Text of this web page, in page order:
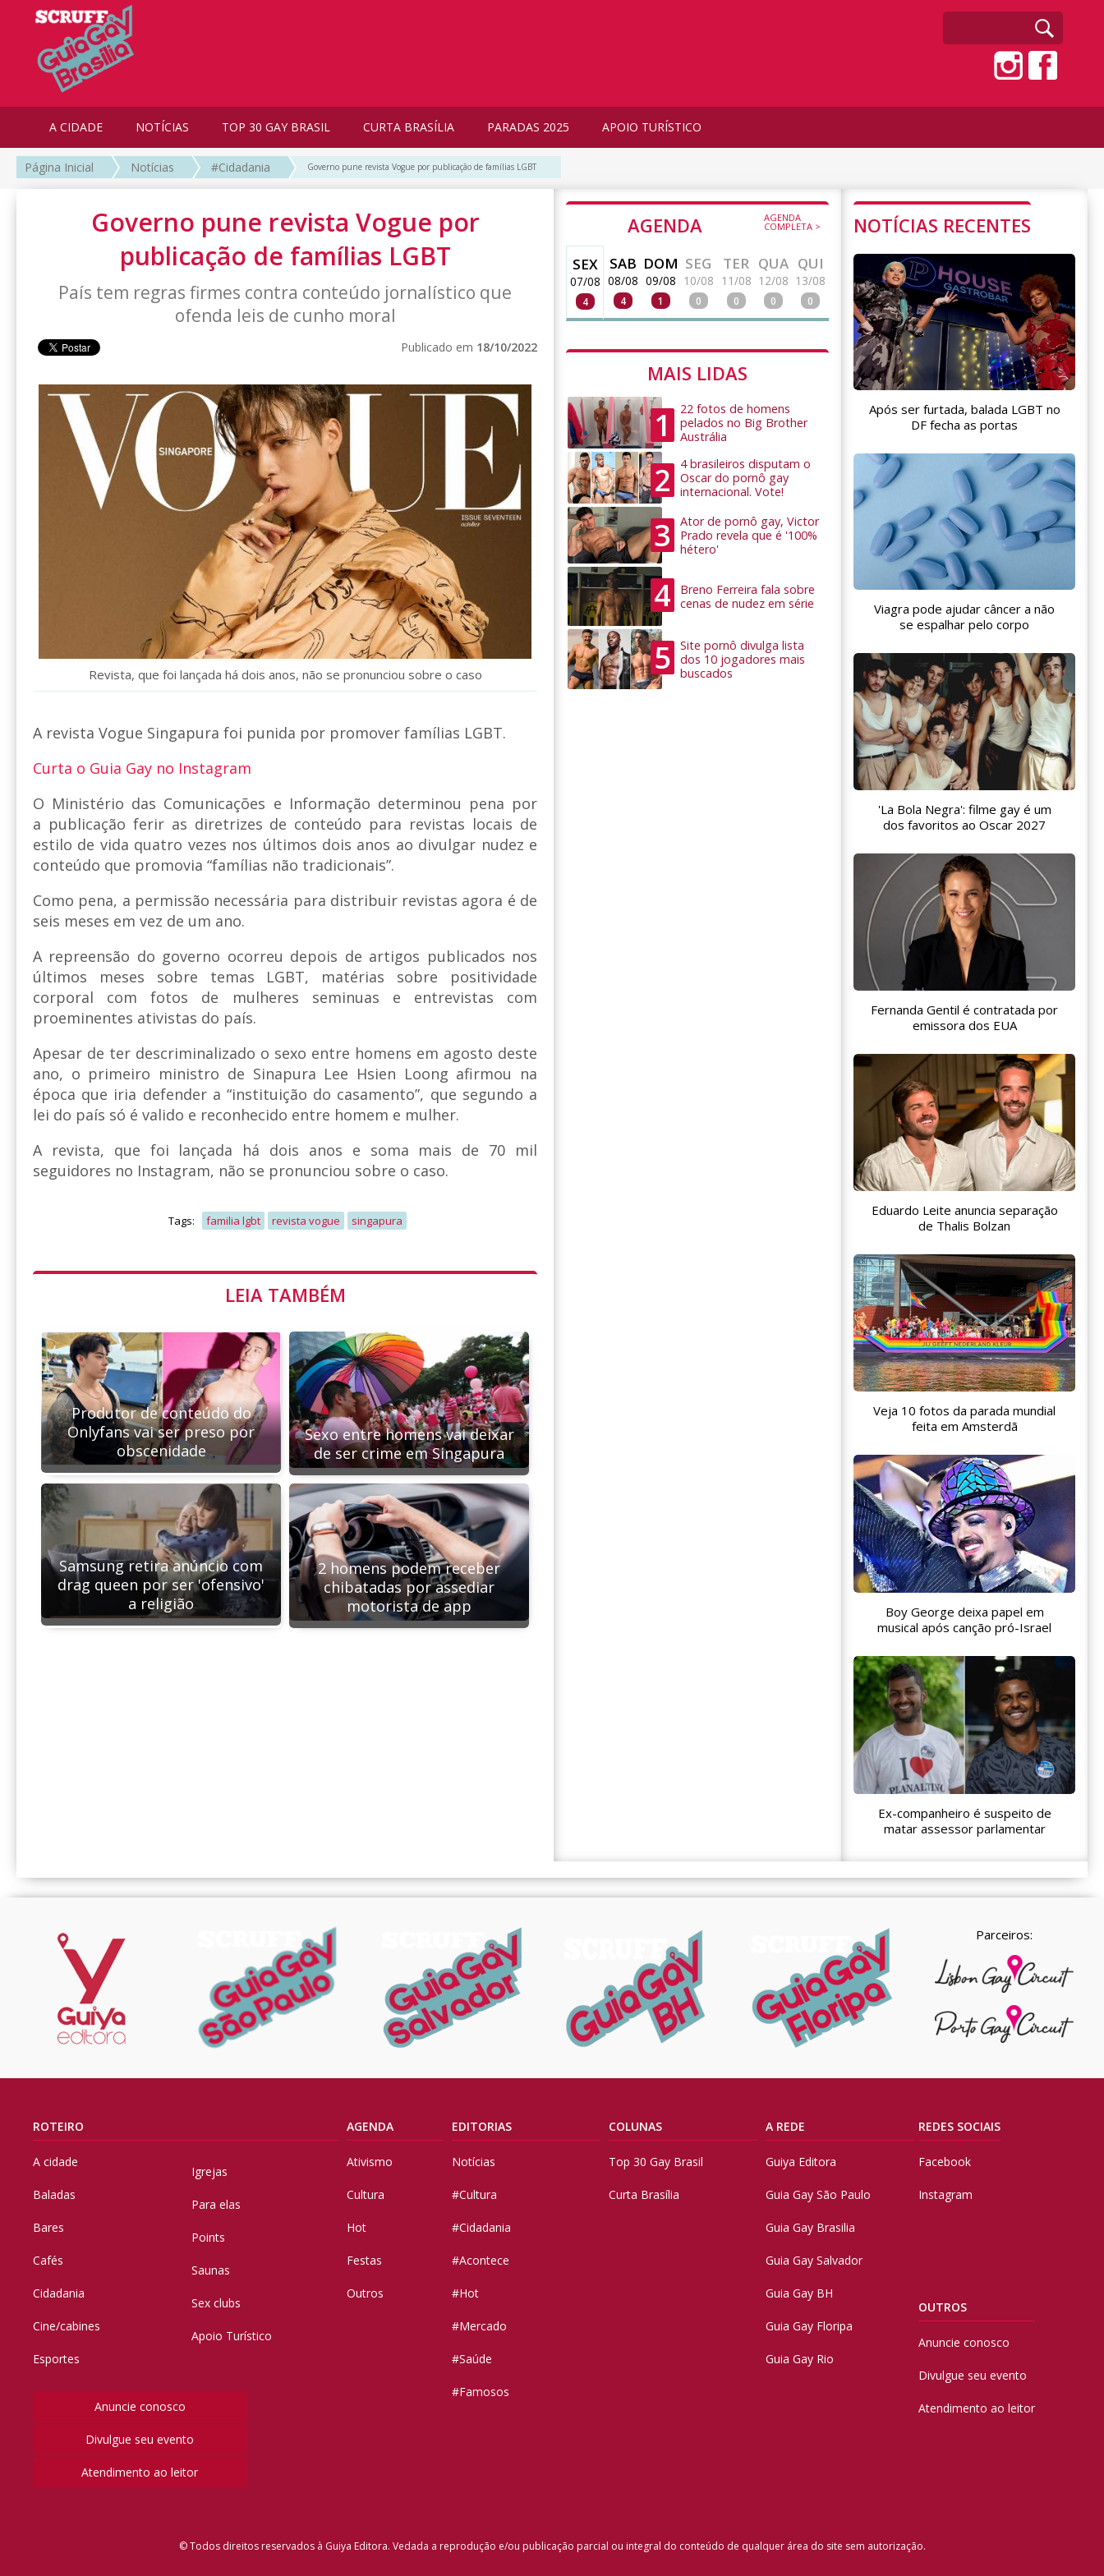
A CIDADE NOTÍCIAS TOP 30 GAY BRASIL CURTA BRASÍLIA PARADAS 2025 APOIO TURÍSTICO
Página Inicial Notícias #Cidadania Governo pune revista Vogue por publicação de famílias LGBT
Governo pune revista Vogue por
publicação de famílias LGBT
País tem regras firmes contra conteúdo jornalístico que
ofenda leis de cunho moral
Publicado em 18/10/2022
Revista, que foi lançada há dois anos, não se pronunciou sobre o caso
A revista Vogue Singapura foi punida por promover famílias LGBT.
Curta o Guia Gay no Instagram
O Ministério das Comunicações e Informação determinou pena por
a publicação ferir as diretrizes de conteúdo para revistas locais de
estilo de vida quatro vezes nos últimos dois anos ao divulgar nudez e
conteúdo que promovia “famílias não tradicionais”.
Como pena, a permissão necessária para distribuir revistas agora é de
seis meses em vez de um ano.
A repreensão do governo ocorreu depois de artigos publicados nos
últimos meses sobre temas LGBT, matérias sobre positividade
corporal com fotos de mulheres seminuas e entrevistas com
proeminentes ativistas do país.
Apesar de ter descriminalizado o sexo entre homens em agosto deste
ano, o primeiro ministro de Sinapura Lee Hsien Loong afirmou na
época que iria defender a “instituição do casamento”, que segundo a
lei do país só é valido e reconhecido entre homem e mulher.
A revista, que foi lançada há dois anos e soma mais de 70 mil
seguidores no Instagram, não se pronunciou sobre o caso.
Tags: familia lgbt revista vogue singapura
LEIA TAMBÉM
Produtor de conteúdo do
Onlyfans vai ser preso por
obscenidade
Sexo entre homens vai deixar
de ser crime em Singapura
Samsung retira anúncio com
drag queen por ser 'ofensivo'
a religião
2 homens podem receber
chibatadas por assediar
motorista de app
AGENDA AGENDA
COMPLETA >
SEX
07/08
4
SAB
08/08
4
DOM
09/08
1
SEG
10/08
0
TER
11/08
0
QUA
12/08
0
QUI
13/08
0
MAIS LIDAS
1
22 fotos de homens
pelados no Big Brother
Austrália
2
4 brasileiros disputam o
Oscar do pornô gay
internacional. Vote!
3
Ator de pornô gay, Victor
Prado revela que é '100%
hétero'
4
Breno Ferreira fala sobre
cenas de nudez em série
5
Site pornô divulga lista
dos 10 jogadores mais
buscados
NOTÍCIAS RECENTES
Após ser furtada, balada LGBT no
DF fecha as portas
Viagra pode ajudar câncer a não
se espalhar pelo corpo
'La Bola Negra': filme gay é um
dos favoritos ao Oscar 2027
Fernanda Gentil é contratada por
emissora dos EUA
Eduardo Leite anuncia separação
de Thalis Bolzan
Veja 10 fotos da parada mundial
feita em Amsterdã
Boy George deixa papel em
musical após canção pró-Israel
Ex-companheiro é suspeito de
matar assessor parlamentar
Parceiros:
ROTEIRO
A cidade
Baladas
Bares
Cafés
Cidadania
Cine/cabines
Esportes
Igrejas
Para elas
Points
Saunas
Sex clubs
Apoio Turístico
Anuncie conosco
Divulgue seu evento
Atendimento ao leitor
AGENDA
Ativismo
Cultura
Hot
Festas
Outros
EDITORIAS
Notícias
#Cultura
#Cidadania
#Acontece
#Hot
#Mercado
#Saúde
#Famosos
COLUNAS
Top 30 Gay Brasil
Curta Brasília
A REDE
Guiya Editora
Guia Gay São Paulo
Guia Gay Brasilia
Guia Gay Salvador
Guia Gay BH
Guia Gay Floripa
Guia Gay Rio
REDES SOCIAIS
Facebook
Instagram
OUTROS
Anuncie conosco
Divulgue seu evento
Atendimento ao leitor
© Todos direitos reservados à Guiya Editora. Vedada a reprodução e/ou publicação parcial ou integral do conteúdo de qualquer área do site sem autorização.